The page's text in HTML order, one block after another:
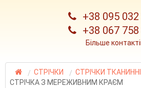
+38 095
+38 067
Більше
СТРІЧКИ СТРІЧКИ ТКАНИННІ
СТРІЧКА З МЕРЕЖИВНИМ КРАЄМ